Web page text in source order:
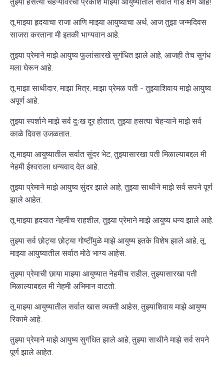
तू माझ्या हृदयाचा राजा आणि माझ्या आयुष्याचा अर्थ, आज तुझा जन्मदिवस
साजरा करताना मी इतकी भाग्यवान आहे.
तुझ्या प्रेमाने माझे आयुष्य फुलांसारखे सुगंधित झाले आहे, आजही तेच सुगंध
मला घेरून आहे.
तू माझा साथीदार, माझा मित्र, माझा प्रेमळ पती - तुझ्याशिवाय माझे आयुष्य
अपूर्ण आहे.
तुझ्या स्पर्शाने माझे सर्व दुःख दूर होतात, तुझ्या हसत्या चेहऱ्याने माझे सर्व
काळे दिवस उजळतात.
तू माझ्या आयुष्यातील सर्वात सुंदर भेट, तुझ्यासारखा पती मिळाल्याबद्दल मी
नेहमी ईश्वराला धन्यवाद देत आहे.
तुझ्या प्रेमाने माझे आयुष्य सुंदर झाले आहे, तुझ्या साथीने माझे सर्व सपने पूर्ण
झाले आहेत.
तू माझ्या हृदयात नेहमीच राहशील, तुझ्या प्रेमाने माझे आयुष्य धन्य झाले आहे.
तुझ्या सर्व छोट्या छोट्या गोष्टींमुळे माझे आयुष्य इतके विशेष झाले आहे, तू
माझ्या आयुष्यातील सर्वात मोठे भाग्य आहेस.
तुझ्या प्रेमाची छाया माझ्या आयुष्यात नेहमीच राहील, तुझ्यासारखा पती
मिळाल्याबद्दल मी नेहमी अभिमान वाटतो.
तू माझ्या आयुष्यातील सर्वात खास व्यक्ती आहेस, तुझ्याशिवाय माझे आयुष्य
रिकामे आहे.
तुझ्या प्रेमाने माझे आयुष्य सुगंधित झाले आहे, तुझ्या साथीने माझे सर्व सपने
पूर्ण झाले आहेत.